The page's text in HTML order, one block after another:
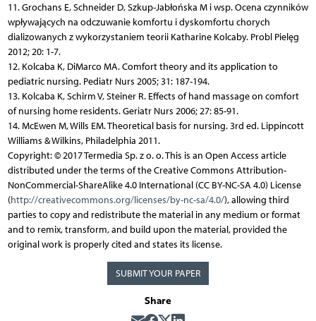
11. Grochans E, Schneider D, Szkup-Jabłońska M i wsp. Ocena czynników
wpływających na odczuwanie komfortu i dyskomfortu chorych
dializowanych z wykorzystaniem teorii Katharine Kolcaby. Probl Pielęg
2012; 20: 1-7.
12. Kolcaba K, DiMarco MA. Comfort theory and its application to
pediatric nursing. Pediatr Nurs 2005; 31: 187-194.
13. Kolcaba K, Schirm V, Steiner R. Effects of hand massage on comfort
of nursing home residents. Geriatr Nurs 2006; 27: 85-91.
14. McEwen M, Wills EM. Theoretical basis for nursing. 3rd ed. Lippincott
Williams & Wilkins, Philadelphia 2011.
Copyright: © 2017 Termedia Sp. z o. o. This is an Open Access article
distributed under the terms of the Creative Commons Attribution-
NonCommercial-ShareAlike 4.0 International (CC BY-NC-SA 4.0) License
(http://creativecommons.org/licenses/by-nc-sa/4.0/), allowing third
parties to copy and redistribute the material in any medium or format
and to remix, transform, and build upon the material, provided the
original work is properly cited and states its license.
SUBMIT YOUR PAPER
Share